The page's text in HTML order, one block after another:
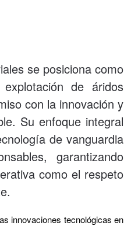
se posiciona como
de áridos
con la innovación y
Su enfoque integral
de vanguardia
garantizando
como el respeto
innovaciones tecnológicas en